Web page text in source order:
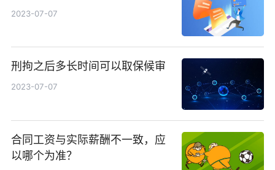
2023-07-07
刑拘之后多长时间可以取保候审
2023-07-07
合同工资与实际薪酬不一致，应
以哪个为准？